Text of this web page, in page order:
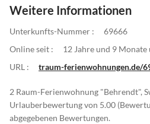
Weitere Informationen
Unterkunfts-Nummer :
69666
Online seit :
12 Jahre und 9 Monate
URL :
traum-ferienwohnungen.de/
2 Raum-Ferienwohnung "Behrendt",
Urlauberbewertung von 5.00
abgegebenen Bewertungen.